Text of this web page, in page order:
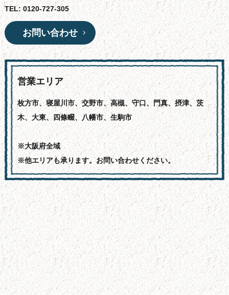
TEL: 0120-727-305
お問い合わせ
営業エリア
枚方市、寝屋川市、交野市、高槻、守口、門真、摂津、茨
木、大東、四條畷、八幡市、生駒市
※大阪府全域
※他エリアも承ります。お問い合わせください。